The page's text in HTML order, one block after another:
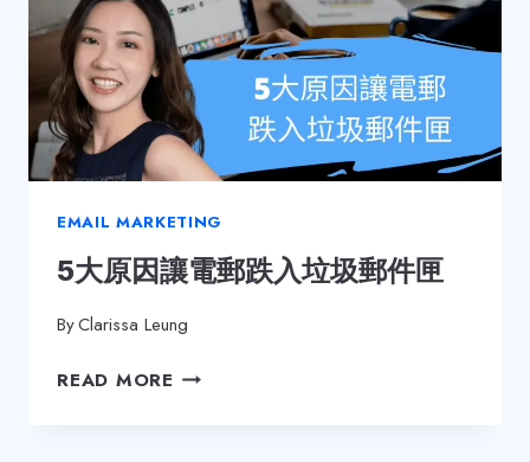
避
免
成
為
垃
圾
電
郵
EMAIL MARKETING
5大原因讓電郵跌入垃圾郵件匣
ByClarissa Leung
READ MORE 5